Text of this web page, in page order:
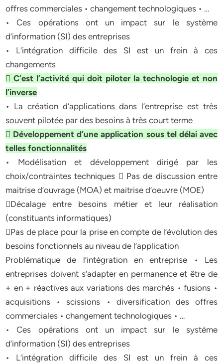
offres commerciales • changement technologiques • …
• Ces opérations ont un impact sur le système
d’information (SI) des entreprises
• L’intégration difficile des SI est un frein à ces
changements
 C’est l’activité qui doit piloter la technologie et non
l’inverse
• La création d’applications dans l’entreprise est très
souvent pilotée par des besoins à très court terme
 Développement d’une application sous tel délai avec
telles fonctionnalités
• Modélisation et développement dirigé par les
choix/contraintes techniques  Pas de discussion entre
Décalage entre besoins métier et leur réalisation
Pas de place pour la prise en compte de l’évolution des
besoins fonctionnels au niveau de l’application
Problématique de l’intégration en entreprise • Les
entreprises doivent s’adapter en permanence et être de
+ en + réactives aux variations des marchés • fusions •
acquisitions • scissions • diversification des offres
commerciales • changement technologiques • …
• Ces opérations ont un impact sur le système
d’information (SI) des entreprises
• L’intégration difficile des SI est un frein à ces